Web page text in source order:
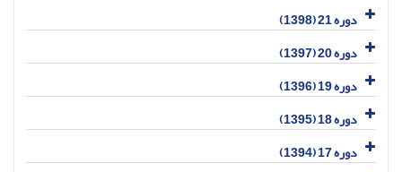
دوره 21 (1398)
دوره 20 (1397)
دوره 19 (1396)
دوره 18 (1395)
دوره 17 (1394)